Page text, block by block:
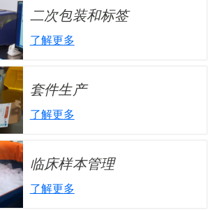
二次包装和标签
了解更多
套件生产
了解更多
临床样本管理
了解更多